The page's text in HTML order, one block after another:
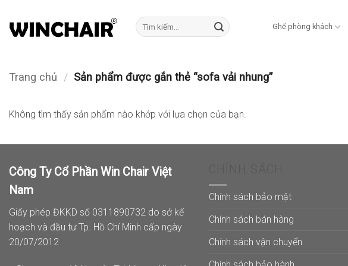
qua
Tìm
kiếm:
Ghế phòng khách
Trang chủ / Sản phẩm được gắn thẻ “sofa vải nhung”
Không tìm thấy sản phẩm nào khớp với lựa chọn của bạn.
Công Ty Cổ Phần Win Chair Việt
Nam
Giấy phép ĐKKD số 0311890732 do sở kế
hoạch và đầu tư Tp. Hồ Chí Minh cấp ngày
20/07/2012
Chính sách bảo mật
Chính sách bán hàng
Chính sách vận chuyển